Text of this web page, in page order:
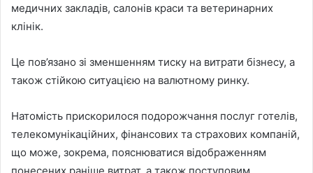
медичних закладів, салонів краси та ветеринарних
клінік.
Це пов’язано зі зменшенням тиску на витрати бізнесу, а
також стійкою ситуацією на валютному ринку.
Натомість прискорилося подорожчання послуг готелів,
телекомунікаційних, фінансових та страхових компаній,
що може, зокрема, пояснюватися відображенням
понесених раніше витрат, а також поступовим